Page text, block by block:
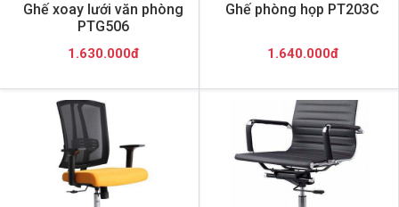
Ghế xoay lưới văn phòng
PTG506
1.630.000đ
Ghế phòng họp PT203C
1.640.000đ